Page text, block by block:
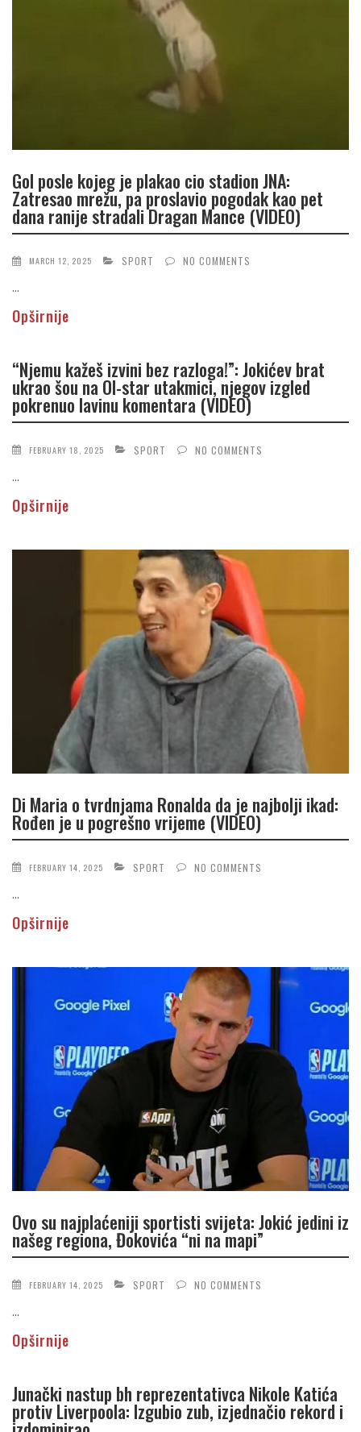
Gol posle kojeg je plakao cio stadion JNA:
Zatresao mrežu, pa proslavio pogodak kao pet
dana ranije stradali Dragan Mance (VIDEO)
MARCH 12, 2025 SPORT NO COMMENTS
...
Opširnije
“Njemu kažeš izvini bez razloga!”: Jokićev brat
ukrao šou na Ol-star utakmici, njegov izgled
pokrenuo lavinu komentara (VIDEO)
FEBRUARY 18, 2025 SPORT NO COMMENTS
...
Opširnije
Di Maria o tvrdnjama Ronalda da je najbolji ikad:
Rođen je u pogrešno vrijeme (VIDEO)
FEBRUARY 14, 2025 SPORT NO COMMENTS
...
Opširnije
Ovo su najplaćeniji sportisti svijeta: Jokić jedini iz
našeg regiona, Đokovića “ni na mapi”
FEBRUARY 14, 2025 SPORT NO COMMENTS
...
Opširnije
Junački nastup bh reprezentativca Nikole Katića
protiv Liverpoola: Izgubio zub, izjednačio rekord i